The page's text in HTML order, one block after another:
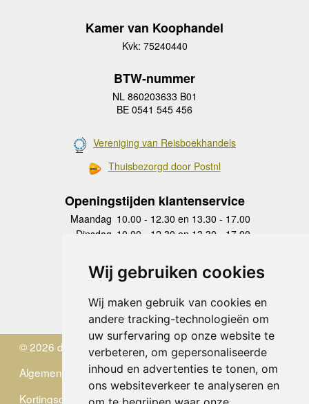
Wij gebruiken cookies
Wij maken gebruik van cookies en
andere tracking-technologieën om
uw surfervaring op onze website te
verbeteren, om gepersonaliseerde
inhoud en advertenties te tonen, om
ons websiteverkeer te analyseren en
Kamer van Koophandel
Kvk: 75240440
BTW-nummer
NL 860203633 B01
BE 0541 545 456
Vereniging van Reisboekhandels
Thuisbezorgd door Postnl
Openingstijden klantenservice
Maandag 10.00 - 12.30 en 13.30 - 17.00
Dinsdag 10.00 - 12.30 en 13.30 - 17.00
Donderdag
10.00 - 12.30 en 13.30 - 17.00
Vrijdag 10.00 - 12.30 en 13.30 - 17.00
Zaterdag
gesloten
Zondag gesloten
© 2026 de Zwerver
Algemene Voorwaarden
Kortingscode